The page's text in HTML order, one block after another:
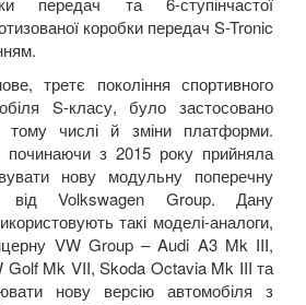
коробки передач S-Tronic
третє покоління спортивного
S-класу, було застосовано
числі й зміни платформи.
починаючи з 2015 року прийняла
нову модульну поперечну
відVolkswagen Group. Дану
такі моделі-аналоги,
VW Group–Audi A3 Mk III,
Golf Mk VII, Skoda Octavia Mk III та
нову версію автомобіля з